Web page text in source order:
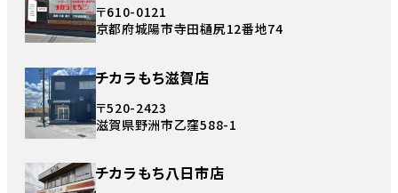
〒610-0121
京都府城陽市寺田樋尻12番地74
チカラもち滋賀店
〒520-2423
滋賀県野洲市乙窪588-1
チカラもち八日市店